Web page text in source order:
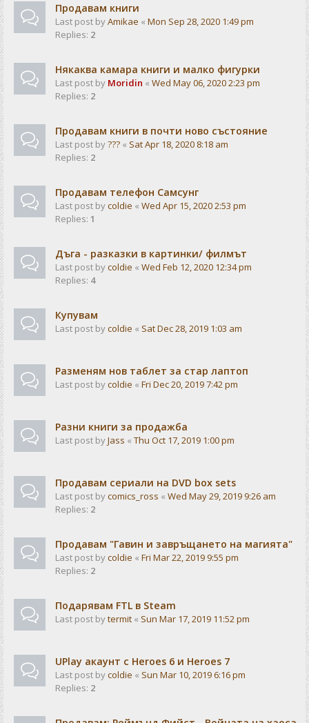
Продавам книги
Last post byAmikae « Mon Sep 28, 2020 1:49 pm
Replies: 2
Някаква камара книги и малко фигурки
Last post by Moridin « Wed May 06, 2020 2:23 pm
Replies: 2
Продавам книги в почти ново състояние
Last post by??? « Sat Apr 18, 2020 8:18 am
Replies: 2
Продавам телефон Самсунг
Last post bycoldie « Wed Apr 15, 2020 2:53 pm
Replies: 1
Дъга - разказки в картинки/ филмът
Last post bycoldie « Wed Feb 12, 2020 12:34 pm
Replies: 4
Купувам
Last post bycoldie « Sat Dec 28, 2019 1:03 am
Разменям нов таблет за стар лаптоп
Last post bycoldie « Fri Dec 20, 2019 7:42 pm
Разни книги за продажба
Last post byJass « Thu Oct 17, 2019 1:00 pm
Продавам сериали на DVD box sets
Last post bycomics_ross « Wed May 29, 2019 9:26 am
Replies: 2
Продавам "Гавин и завръщането на магията"
Last post bycoldie « Fri Mar 22, 2019 9:55 pm
Replies: 2
Подарявам FTL в Steam
Last post bytermit « Sun Mar 17, 2019 11:52 pm
UPlay акаунт с Heroes 6 и Heroes 7
Last post bycoldie « Sun Mar 10, 2019 6:16 pm
Replies: 2